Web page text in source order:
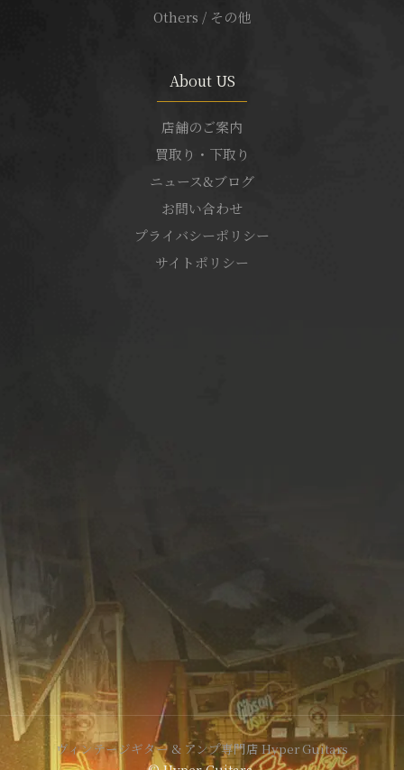
Others / その他
About US
店舗のご案内
買取り・下取り
ニュース&ブログ
お問い合わせ
プライバシーポリシー
サイトポリシー
ヴィンテージギター & アンプ専門店 Hyper Guitars